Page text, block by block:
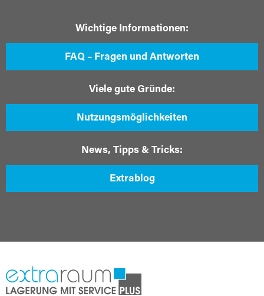
Wichtige Informationen:
FAQ – Fragen und Antworten
Viele gute Gründe:
Nutzungsmöglichkeiten
News, Tipps & Tricks:
Extrablog